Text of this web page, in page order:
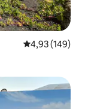
Priemerné
4,93 (149)